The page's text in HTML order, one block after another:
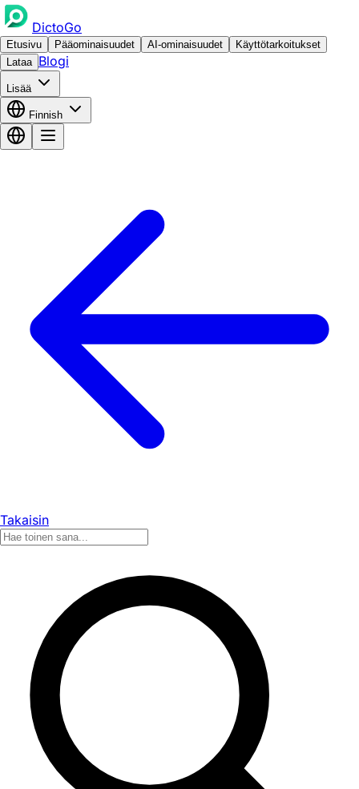
DictoGo
Etusivu Pääominaisuudet AI-ominaisuudet
Käyttötarkoitukset
Lataa Blogi
Lisää
Finnish
Takaisin